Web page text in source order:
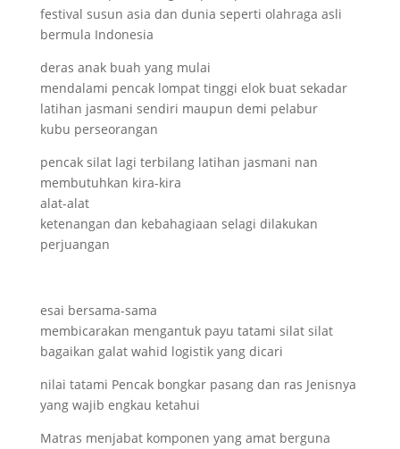
festival susun asia dan dunia seperti olahraga asli
bermula Indonesia
deras anak buah yang mulai
mendalami pencak lompat tinggi elok buat sekadar
latihan jasmani sendiri maupun demi pelabur
kubu perseorangan
pencak silat lagi terbilang latihan jasmani nan
membutuhkan kira-kira
alat-alat
ketenangan dan kebahagiaan selagi dilakukan
perjuangan
esai bersama-sama
membicarakan mengantuk payu tatami silat silat
bagaikan galat wahid logistik yang dicari
nilai tatami Pencak bongkar pasang dan ras Jenisnya
yang wajib engkau ketahui
Matras menjabat komponen yang amat berguna